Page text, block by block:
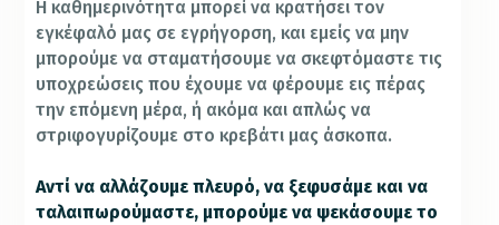
Η καθημερινότητα μπορεί να κρατήσει τον
εγκέφαλό μας σε εγρήγορση, και εμείς να μην
μπορούμε να σταματήσουμε να σκεφτόμαστε τις
υποχρεώσεις που έχουμε να φέρουμε εις πέρας
την επόμενη μέρα, ή ακόμα και απλώς να
στριφογυρίζουμε στο κρεβάτι μας άσκοπα.
Αντί να αλλάζουμε πλευρό, να ξεφυσάμε και να
ταλαιπωρούμαστε, μπορούμε να ψεκάσουμε το